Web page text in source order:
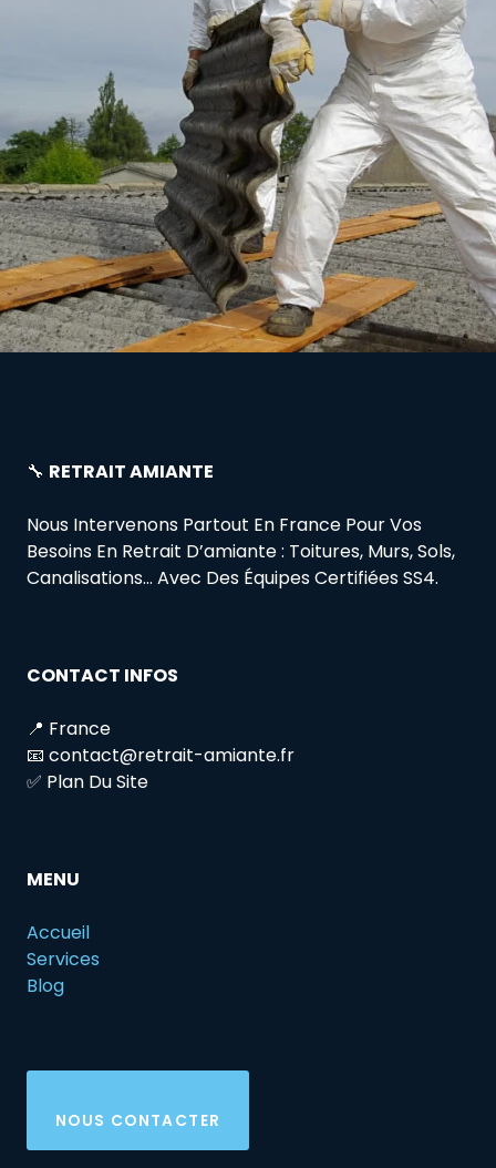
🔧 RETRAIT AMIANTE
Nous Intervenons Partout En France Pour Vos
Besoins En Retrait D’amiante : Toitures, Murs, Sols,
Canalisations… Avec Des Équipes Certifiées SS4.
CONTACT INFOS
📍 France
📧 contact@retrait-amiante.fr
✅ Plan Du Site
MENU
Accueil
Services
Blog
NOUS CONTACTER